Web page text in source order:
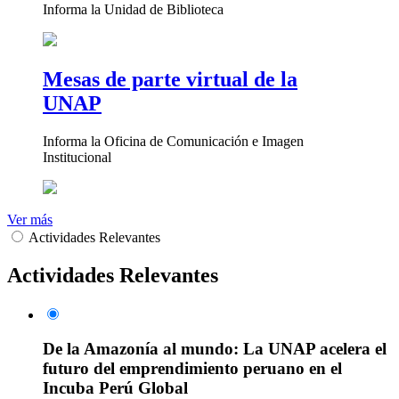
Informa la Unidad de Biblioteca
Mesas de parte virtual de la
UNAP
Informa la Oficina de Comunicación e Imagen
Institucional
Ver más
Actividades Relevantes
Actividades Relevantes
De la Amazonía al mundo: La UNAP acelera el
futuro del emprendimiento peruano en el
Incuba Perú Global